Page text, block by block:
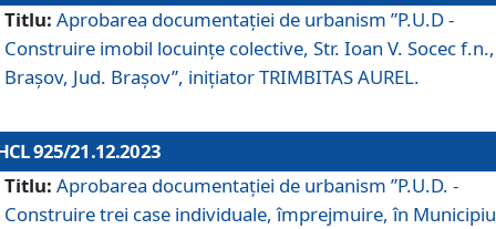
Titlu: Aprobarea documentaţiei de urbanism ”P.U.D -
Construire imobil locuințe colective, Str. Ioan V. Socec f.n.,
Brașov, Jud. Brașov”, inițiator TRIMBITAS AUREL.
925/21.12.2023
Titlu: Aprobarea documentaţiei de urbanism ”P.U.D. -
Construire trei case individuale, împrejmuire, în